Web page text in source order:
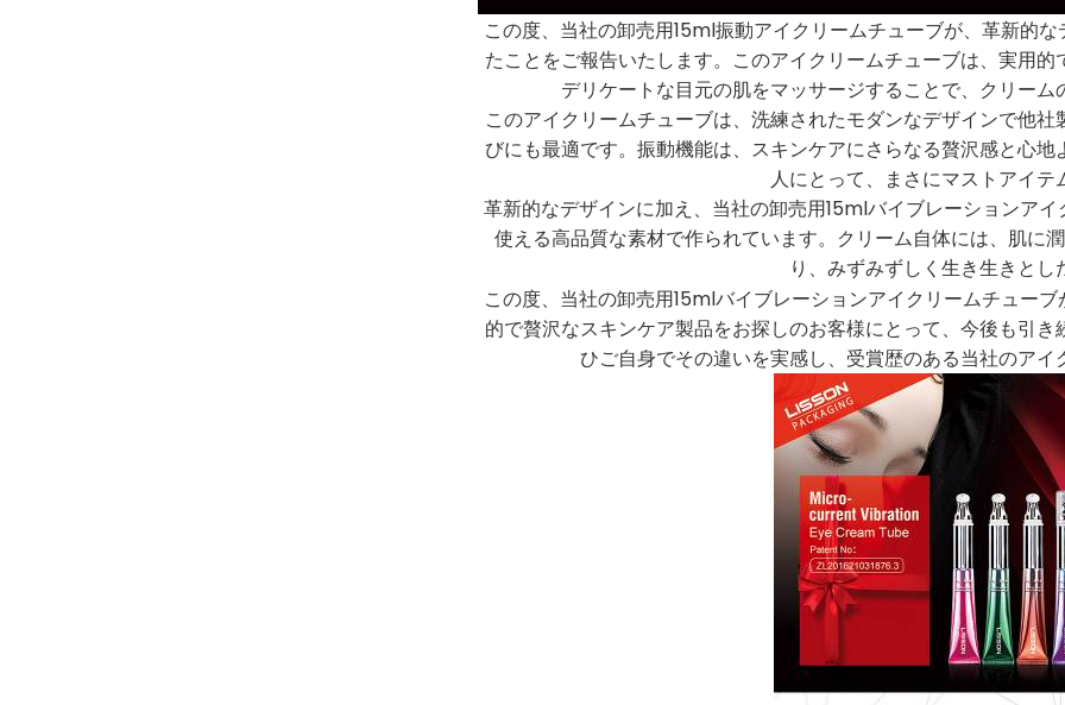
この度、当社の卸売用15ml振動アイクリームチューブが、革新的
たことをご報告いたします。このアイクリームチューブは、実用的
デリケートな目元の肌をマッサージすることで、クリーム
このアイクリームチューブは、洗練されたモダンなデザインで他
びにも最適です。振動機能は、スキンケアにさらなる贅沢感と心
人にとって、まさにマストアイテ
革新的なデザインに加え、当社の卸売用15mlバイブレーションア
使える高品質な素材で作られています。クリーム自体には、肌に
り、みずみずしく生き生きとし
この度、当社の卸売用15mlバイブレーションアイクリームチュー
的で贅沢なスキンケア製品をお探しのお客様にとって、今後も引
ひご自身でその違いを実感し、受賞歴のある当社のアイ